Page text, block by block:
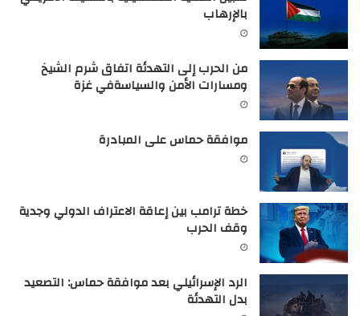
بالإرهاب
من الحرب إلى التهدئة اتفاق شرم الشيخ
ومسارات الأمن والسياسةفي غزة
موافقة حماس على المبادرة
خطة ترامب بين إعاقة الاعتراف الدولي وجدية
وقف الحرب
الرد الإسرائيلي بعد موافقة حماس: التصعيد
بدل التهدئة